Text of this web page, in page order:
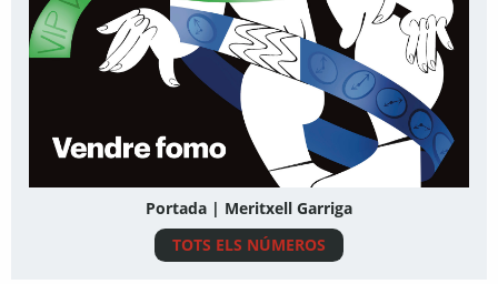
Portada | Meritxell Garriga
TOTS ELS NÚMEROS